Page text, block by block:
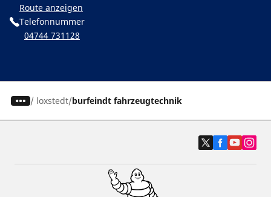
Route anzeigen
Telefonnummer
04744 731128
/ loxstedt burfeindt fahrzeugtechnik